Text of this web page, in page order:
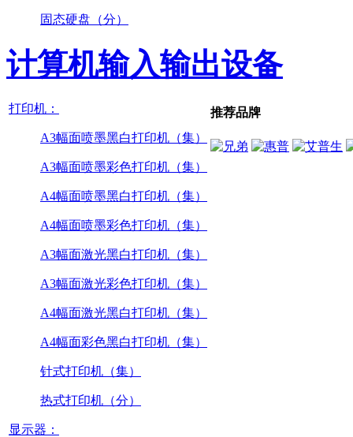
固态硬盘（分）
计算机输入输出设备
打印机：
A3幅面喷墨黑白打印机（集）
A3幅面喷墨彩色打印机（集）
A4幅面喷墨黑白打印机（集）
A4幅面喷墨彩色打印机（集）
A3幅面激光黑白打印机（集）
A3幅面激光彩色打印机（集）
A4幅面激光黑白打印机（集）
A4幅面彩色黑白打印机（集）
针式打印机（集）
热式打印机（分）
显示器：
推荐品牌